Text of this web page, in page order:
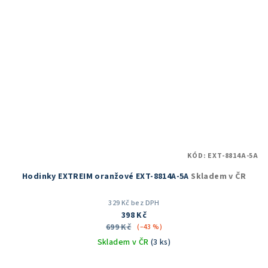
Hodinky EXTREIM oranžové EXT-8814A-5A Skladem v ČR
329 Kč bez DPH
398 Kč
699 Kč (–43 %)
Skladem v ČR (3 ks)
KÓD: EXT-8814A-5A